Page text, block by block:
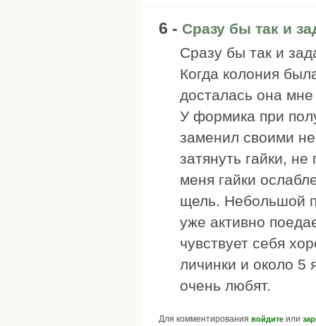
6 - Сразу бы так и
Сразу бы так и
Когда колония
досталась она
У формика при
заменил своими
затянуть гайки,
меня гайки
щель. Небольшой
уже активно
чувствует себя
личинки и около 5
очень любят.
Для комментирования войдите или